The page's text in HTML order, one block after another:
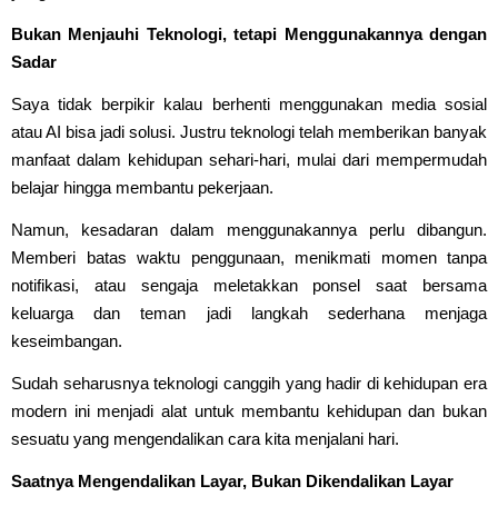
Bukan Menjauhi Teknologi, tetapi Menggunakannya dengan
Sadar
Saya tidak berpikir kalau berhenti menggunakan media sosial
atau AI bisa jadi solusi. Justru teknologi telah memberikan banyak
manfaat dalam kehidupan sehari-hari, mulai dari mempermudah
belajar hingga membantu pekerjaan.
Namun, kesadaran dalam menggunakannya perlu dibangun.
Memberi batas waktu penggunaan, menikmati momen tanpa
notifikasi, atau sengaja meletakkan ponsel saat bersama
keluarga dan teman jadi langkah sederhana menjaga
keseimbangan.
Sudah seharusnya teknologi canggih yang hadir di kehidupan era
modern ini menjadi alat untuk membantu kehidupan dan bukan
sesuatu yang mengendalikan cara kita menjalani hari.
Saatnya Mengendalikan Layar, Bukan Dikendalikan Layar